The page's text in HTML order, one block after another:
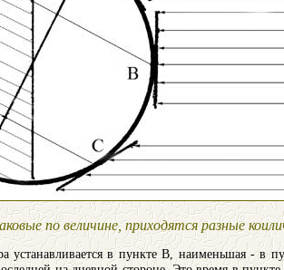
по величине, приходятся разные
устанавливается в пункте В, наименьшая - в